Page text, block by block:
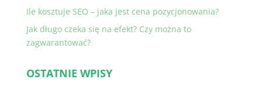
Ile kosztuje SEO – jaka jest cena pozycjonowania?
Jak długo czeka się na efekt? Czy można to
zagwarantować?
OSTATNIE WPISY